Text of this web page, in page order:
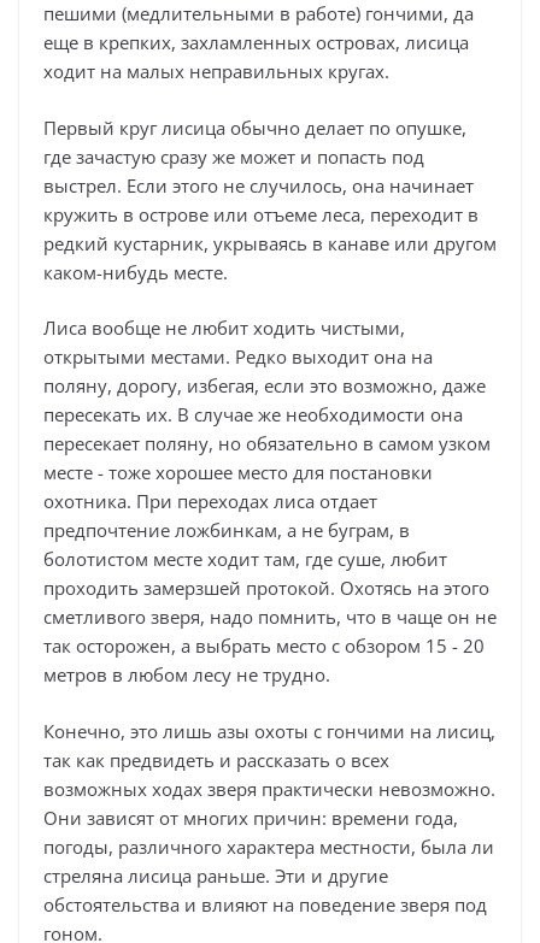
пешими (медлительными в работе) гончими, да
еще в крепких, захламленных островах, лисица
ходит на малых неправильных кругах.
Первый круг лисица обычно делает по опушке,
где зачастую сразу же может и попасть под
выстрел. Если этого не случилось, она начинает
кружить в острове или отъеме леса, переходит в
редкий кустарник, укрываясь в канаве или другом
каком-нибудь месте.
Лиса вообще не любит ходить чистыми,
открытыми местами. Редко выходит она на
поляну, дорогу, избегая, если это возможно, даже
пересекать их. В случае же необходимости она
пересекает поляну, но обязательно в самом узком
месте - тоже хорошее место для постановки
охотника. При переходах лиса отдает
предпочтение ложбинкам, а не буграм, в
болотистом месте ходит там, где суше, любит
проходить замерзшей протокой. Охотясь на этого
сметливого зверя, надо помнить, что в чаще он не
так осторожен, а выбрать место с обзором 15 - 20
метров в любом лесу не трудно.
Конечно, это лишь азы охоты с гончими на лисиц,
так как предвидеть и рассказать о всех
возможных ходах зверя практически невозможно.
Они зависят от многих причин: времени года,
погоды, различного характера местности, была ли
стреляна лисица раньше. Эти и другие
обстоятельства и влияют на поведение зверя под
гоном.